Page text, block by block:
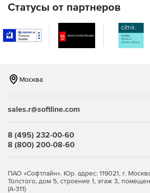
набором полезных опций
потребностей.
Отчеты могут быть экспортированы в
библиотеке документов SharePoint.
доступа с помощью меню «Избранное».
подразделение, отдел...).
Статусы от партнеров
Москва
sales.r@softline.com
8 (495) 232-00-60
8 (800) 200-08-60
ПАО «Софтлайн». Юр. адрес: 119021, г.
Толстого, дом 5, строение 1, этаж 3,
(А-311)